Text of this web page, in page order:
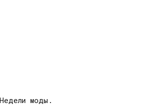
моды.